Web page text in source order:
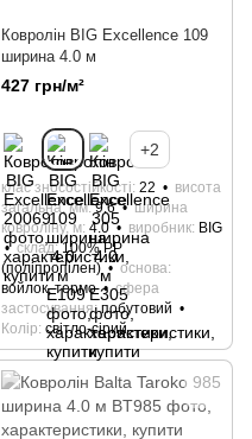
Ковролін BIG Excellence 109
ширина 4.0 м
427 грн/м²
+2
клас зносостійкості 22
висота
загальна, мм 9.6
ширина
ковроліну, м 4.0 виробник BIG
склад 100% РР
(поліпропілен)
основа
войлок, термо
сфера
застосування побутовий
Колір світло-сірий